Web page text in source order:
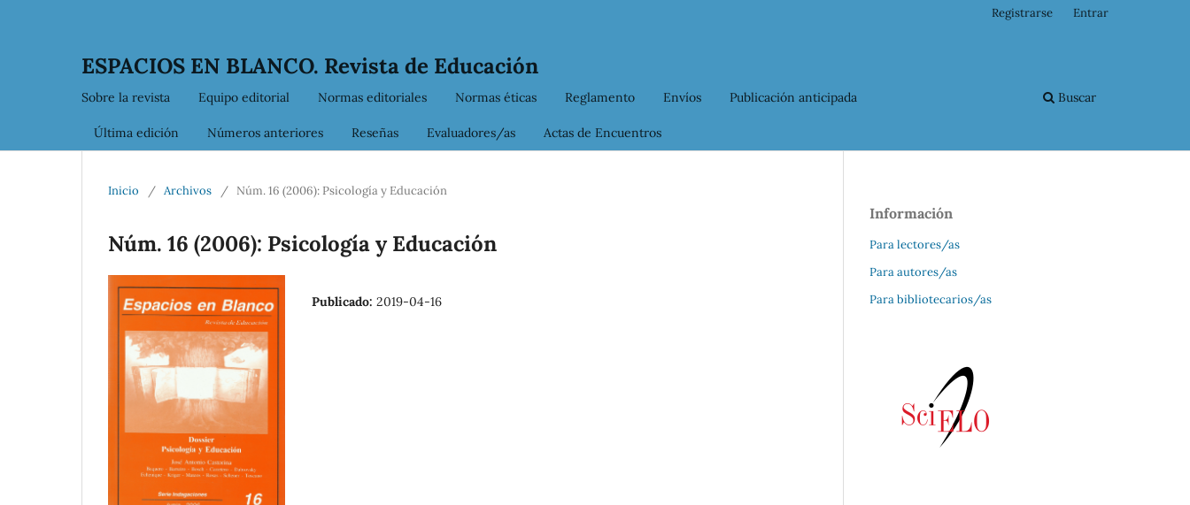
ESPACIOS EN BLANCO. Revista de Educación
Sobre la revista Equipo editorial Normas editoriales Normas éticas Reglamento Envíos Publicación anticipada
Última edición Números anteriores Reseñas Evaluadores/as Actas de Encuentros
Buscar
Registrarse Entrar
Inicio / Archivos / Núm. 16 (2006): Psicología y Educación
Núm. 16 (2006): Psicología y Educación
Publicado: 2019-04-16
Información
Para lectores/as
Para autores/as
Para bibliotecarios/as